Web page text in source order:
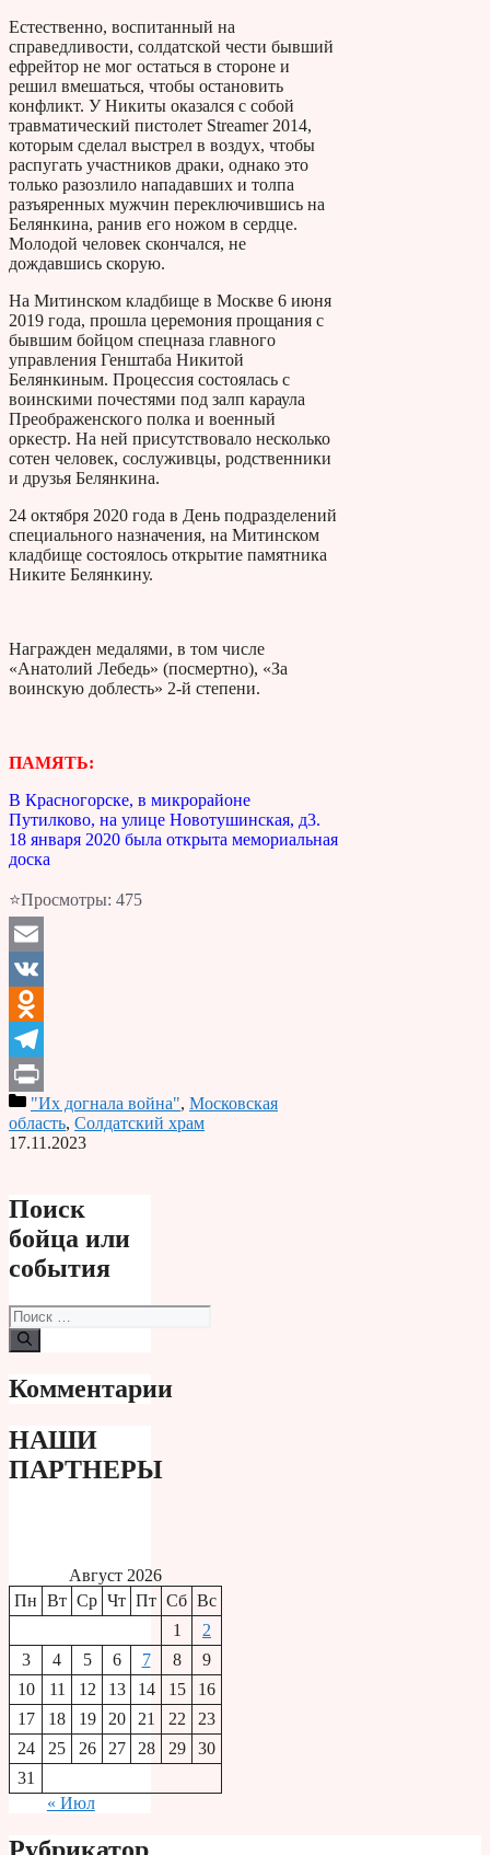
Естественно, воспитанный на
справедливости, солдатской чести бывший
ефрейтор не мог остаться в стороне и
решил вмешаться, чтобы остановить
конфликт. У Никиты оказался с собой
травматический пистолет Streamer 2014,
которым сделал выстрел в воздух, чтобы
распугать участников драки, однако это
только разозлило нападавших и толпа
разъяренных мужчин переключившись на
Белянкина, ранив его ножом в сердце.
Молодой человек скончался, не
дождавшись скорую.
На Митинском кладбище в Москве 6 июня
2019 года, прошла церемония прощания с
бывшим бойцом спецназа главного
управления Генштаба Никитой
Белянкиным. Процессия состоялась с
воинскими почестями под залп караула
Преображенского полка и военный
оркестр. На ней присутствовало несколько
сотен человек, сослуживцы, родственники
и друзья Белянкина.
24 октября 2020 года в День подразделений
специального назначения, на Митинском
кладбище состоялось открытие памятника
Никите Белянкину.
Награжден медалями, в том числе
«Анатолий Лебедь» (посмертно), «За
воинскую доблесть» 2-й степени.
ПАМЯТЬ:
В Красногорске, в микрорайоне
Путилково, на улице Новотушинская, д3.
18 января 2020 была открыта мемориальная
доска
⭐Просмотры: 475
Email
VK
Odnoklassniki
Telegram
Print"Их догнала война", Московская
область, Солдатский храм
17.11.2023
Поиск
бойца или
события
Поиск:
Комментарии
НАШИ
ПАРТНЕРЫ
Август 2026
Пн Вт Ср Чт Пт Сб Вс
1
2
3
4 5 6 7 8
9
10
11 12 13 14 15
16
17
18 19 20 21 22
23
24
25 26 27 28 29
30
31
« Июл
Рубрикатор